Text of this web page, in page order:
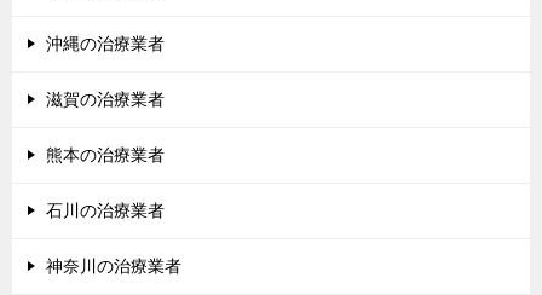
沖縄の治療業者
滋賀の治療業者
熊本の治療業者
石川の治療業者
神奈川の治療業者